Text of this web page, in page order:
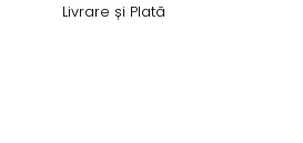
Livrare și Plată